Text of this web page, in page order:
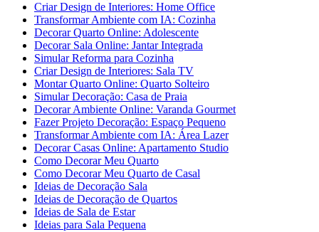
Criar Design de Interiores: Home Office
Transformar Ambiente com IA: Cozinha
Decorar Quarto Online: Adolescente
Decorar Sala Online: Jantar Integrada
Simular Reforma para Cozinha
Criar Design de Interiores: Sala TV
Montar Quarto Online: Quarto Solteiro
Simular Decoração: Casa de Praia
Decorar Ambiente Online: Varanda Gourmet
Fazer Projeto Decoração: Espaço Pequeno
Transformar Ambiente com IA: Área Lazer
Decorar Casas Online: Apartamento Studio
Como Decorar Meu Quarto
Como Decorar Meu Quarto de Casal
Ideias de Decoração Sala
Ideias de Decoração de Quartos
Ideias de Sala de Estar
Ideias para Sala Pequena